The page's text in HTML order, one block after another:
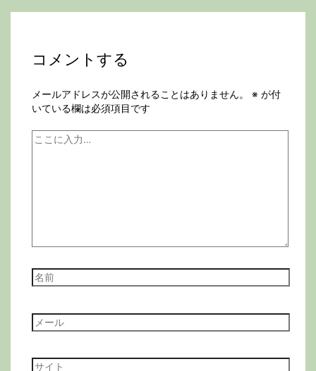
コメントする
メールアドレスが公開されることはありません。 ※ が付
いている欄は必須項目です
こ
名
前
メ
ー
サ